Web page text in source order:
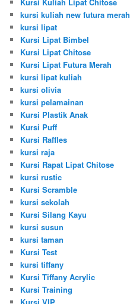
kursi kuliah new futura merah
kursi lipat
Kursi Lipat Bimbel
Kursi Lipat Chitose
Kursi Lipat Futura Merah
kursi lipat kuliah
kursi olivia
kursi pelamainan
Kursi Plastik Anak
Kursi Puff
Kursi Raffles
kursi raja
Kursi Rapat Lipat Chitose
kursi rustic
Kursi Scramble
kursi sekolah
Kursi Silang Kayu
kursi susun
kursi taman
Kursi Test
kursi tiffany
Kursi Tiffany Acrylic
Kursi Training